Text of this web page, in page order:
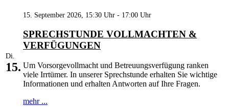
Di.
15.
15. September 2026, 15:30 Uhr - 17:00 Uhr
SPRECHSTUNDE VOLLMACHTEN &
VERFÜGUNGEN
Um Vorsorgevollmacht und Betreuungsverfügung ranken
viele Irrtümer. In unserer Sprechstunde erhalten Sie wichtige
Informationen und erhalten Antworten auf Ihre Fragen.
mehr ...